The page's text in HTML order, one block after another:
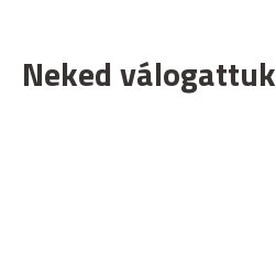
Neked válogattuk